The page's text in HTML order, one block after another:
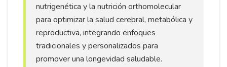
nutrigenética y la nutrición orthomolecular
para optimizar la salud cerebral, metabólica y
reproductiva, integrando enfoques
tradicionales y personalizados para
promover una longevidad saludable.